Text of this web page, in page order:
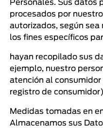
Personales. Sus datos
procesados por
autorizados, según
los fines específicos
hayan recopilado sus
ejemplo, nuestro
atención al consumidor
registro de
Medidas tomadas en
Almacenamos sus